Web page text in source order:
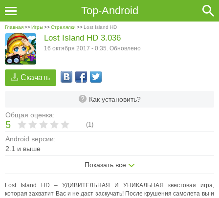
Top-Android
Главная>>Игры>>Стрелялки >> Lost Island HD
Скачать
Как установить?
Общая оценка:
5 (1)
Android версии:
2.1 и выше
Показать все
Lost Island HD 3.036
16 октября 2017 - 0:35. Обновлено
Lost Island HD – УДИВИТЕЛЬНАЯ И УНИКАЛЬНАЯ квестовая игра,
которая захватит Вас и не даст заскучать! После крушения самолета вы и